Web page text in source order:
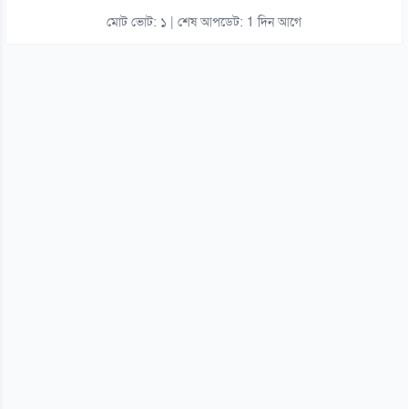
মোট ভোট: ১ | শেষ আপডেট: 1 দিন আগে